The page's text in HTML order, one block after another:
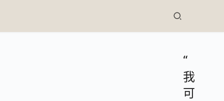
“
我
可